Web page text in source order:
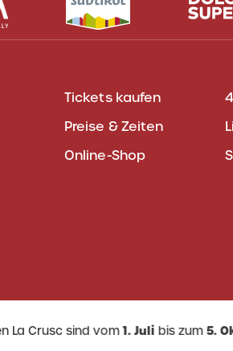
La Crusc sind vom1. Juli bis zum 5.
Tickets kaufen
Preise & Zeiten
Online-Shop